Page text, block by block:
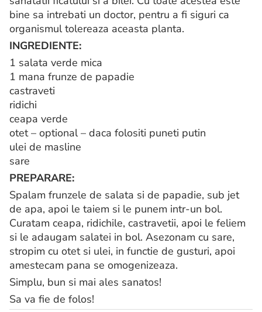
bine sa intrebati un doctor, pentru a fi siguri ca
organismul tolereaza aceasta planta.
INGREDIENTE:
1 salata verde mica
1 mana frunze de papadie
castraveti
ridichi
ceapa verde
otet – optional – daca folositi puneti putin
ulei de masline
sare
PREPARARE:
Spalam frunzele de salata si de papadie, sub jet
de apa, apoi le taiem si le punem intr-un bol.
Curatam ceapa, ridichile, castravetii, apoi le feliem
si le adaugam salatei in bol. Asezonam cu sare,
stropim cu otet si ulei, in functie de gusturi, apoi
amestecam pana se omogenizeaza.
Simplu, bun si mai ales sanatos!
Sa va fie de folos!